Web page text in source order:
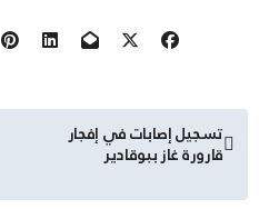
تصفّح
المقالات
تسجيل إصابات في إفجار
قارورة غاز ببوقادير